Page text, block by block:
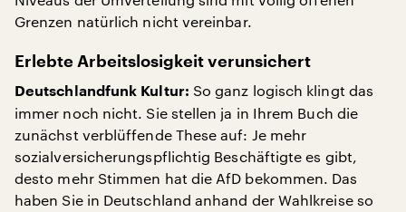
Grenzen natürlich nicht vereinbar.
Erlebte Arbeitslosigkeit verunsichert
Deutschlandfunk Kultur: So ganz logisch klingt das
immer noch nicht. Sie stellen ja in Ihrem Buch die
zunächst verblüffende These auf: Je mehr
sozialversicherungspflichtig Beschäftigte es gibt,
desto mehr Stimmen hat die AfD bekommen. Das
haben Sie in Deutschland anhand der Wahlkreise so